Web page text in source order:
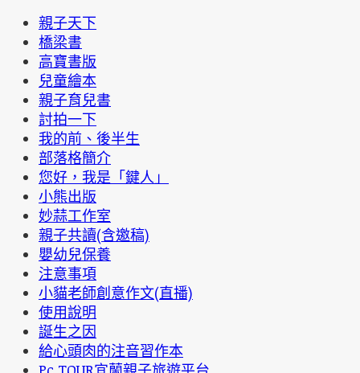
親子天下
橋梁書
高寶書版
兒童繪本
親子育兒書
討拍一下
我的前、後半生
部落格簡介
您好，我是「鍵人」
小熊出版
妙蒜工作室
親子共讀(含邀稿)
嬰幼兒保養
注意事項
小貓老師創意作文(直播)
使用說明
誕生之因
給心頭肉的注音習作本